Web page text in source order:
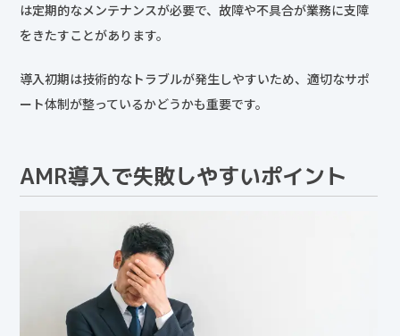
は定期的なメンテナンスが必要で、故障や不具合が業務に支障
をきたすことがあります。
導入初期は技術的なトラブルが発生しやすいため、適切なサポ
ート体制が整っているかどうかも重要です。
AMR導入で失敗しやすいポイント